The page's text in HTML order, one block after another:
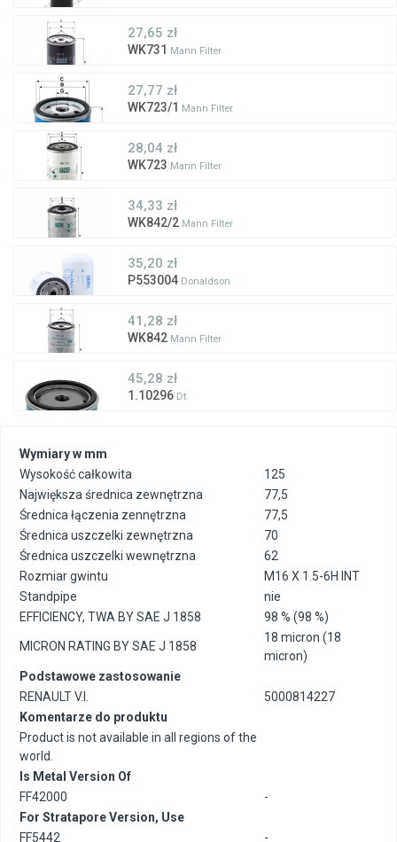
27,65 zł
WK731 Mann Filter
27,77 zł
WK723/1 Mann Filter
28,04 zł
WK723 Mann Filter
34,33 zł
WK842/2 Mann Filter
35,20 zł
P553004 Donaldson
41,28 zł
WK842 Mann Filter
45,28 zł
1.10296 Dt
Wymiary w mm
Wysokość całkowita
125
Największa średnica zewnętrzna
77,5
Średnica łączenia zennętrzna
77,5
Średnica uszczelki zewnętrzna
70
Średnica uszczelki wewnętrzna
62
Rozmiar gwintu
M16 X 1.5-6H INT
Standpipe
nie
EFFICIENCY, TWA BY SAE J 1858
98 % (98 %)
MICRON RATING BY SAE J 1858
18 micron (18
micron)
Podstawowe zastosowanie
RENAULT V.I.
5000814227
Komentarze do produktu
Product is not available in all regions of the
world.
Is Metal Version Of
FF42000
-
For Stratapore Version, Use
FF5442
-